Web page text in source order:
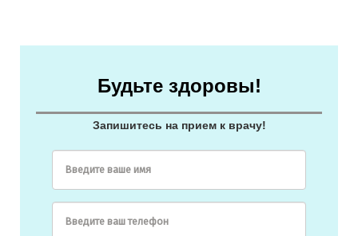
Будьте здоровы!
Запишитесь на прием к врачу!
Введите ваше имя
Введите ваш телефон